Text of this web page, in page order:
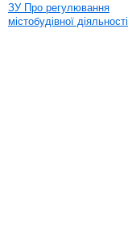
ЗУ Про регулювання
містобудівної діяльності